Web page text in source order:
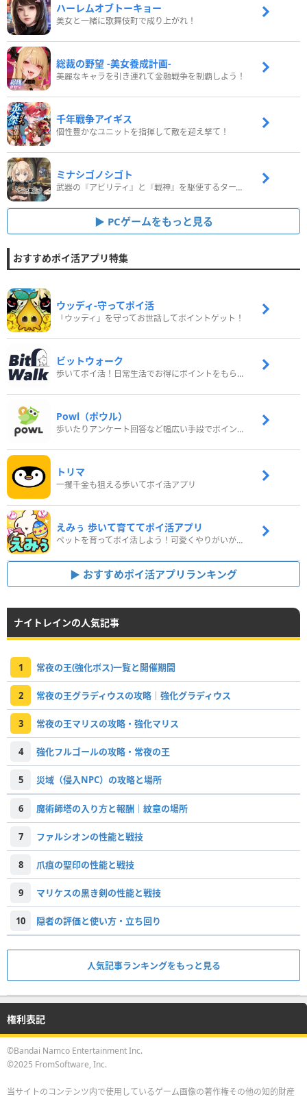
ハーレムオブトーキョー
美女と一緒に歌舞伎町で成り上がれ！
総裁の野望 -美女養成計画-
美麗なキャラを引き連れて金融戦争を制覇しよう！
千年戦争アイギス
個性豊かなユニットを指揮して敵を迎え撃て！
ミナシゴノシゴト
武器の『アビリティ』と『戦神』を駆使するターン制コマンドバトルRPG！
PCゲームをもっと見る
おすすめポイ活アプリ特集
ウッディ‐守ってポイ活
「ウッディ」を守ってお世話してポイントゲット！
ビットウォーク
歩いてポイ活！日常生活でお得にポイントをもらおう
Powl（ポウル）
歩いたりアンケート回答など幅広い手段でポイントをゲット
トリマ
一攫千金も狙える歩いてポイ活アプリ
えみぅ 歩いて育ててポイ活アプリ
ペットを育ってポイ活しよう！可愛くやりがいがある新感覚アプリ
おすすめポイ活アプリランキング
ナイトレインの人気記事
1 常夜の王(強化ボス)一覧と開催期間
2 常夜の王グラディウスの攻略｜強化グラディウス
3 常夜の王マリスの攻略・強化マリス
4 強化フルゴールの攻略・常夜の王
5 災域（侵入NPC）の攻略と場所
6 魔術師塔の入り方と報酬｜紋章の場所
7 ファルシオンの性能と戦技
8 爪痕の聖印の性能と戦技
9 マリケスの黒き剣の性能と戦技
10 隠者の評価と使い方・立ち回り
人気記事ランキングをもっと見る
権利表記
©Bandai Namco Entertainment Inc.
©2025 FromSoftware, Inc.
当サイトのコンテンツ内で使用しているゲーム画像の著作権その他の知的財産